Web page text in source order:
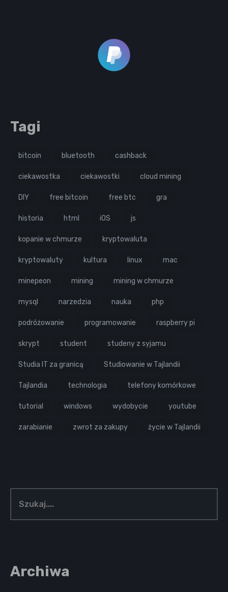
Tagi
bitcoin bluetooth cashback
ciekawostka ciekawostki cloud mining
DIY free bitcoin free btc gra
historia html iOS js
kopanie w chmurze kryptowaluta
kryptowaluty kultura linux mac
minepeon mining mining w chmurze
mysql narzedzia nauka php
podróżowanie programowanie raspberry pi
skrypt student studeny z syjamu
Studia IT za granicą Studiowanie w Tajlandii
Tajlandia technologia telefony komórkowe
tutorial windows wydobycie youtube
zarabianie zwrot za zakupy życie w Tajlandii
Archiwa